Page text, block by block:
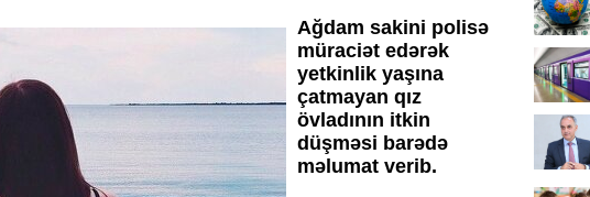
Ağdam sakini polisə
müraciət edərək
yetkinlik yaşına
çatmayan qız
övladının itkin
düşməsi barədə
məlumat verib.